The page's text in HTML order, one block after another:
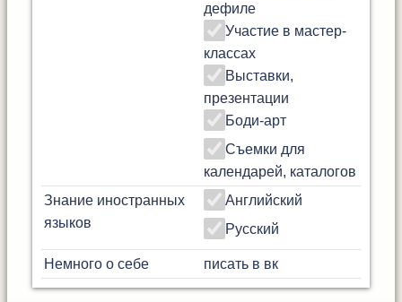
дефиле
Участие в мастер-
классах
Выставки,
презентации
Боди-арт
Съемки для
календарей, каталогов
Знание иностранных
языков
Английский
Русский
Немного о себе писать в вк